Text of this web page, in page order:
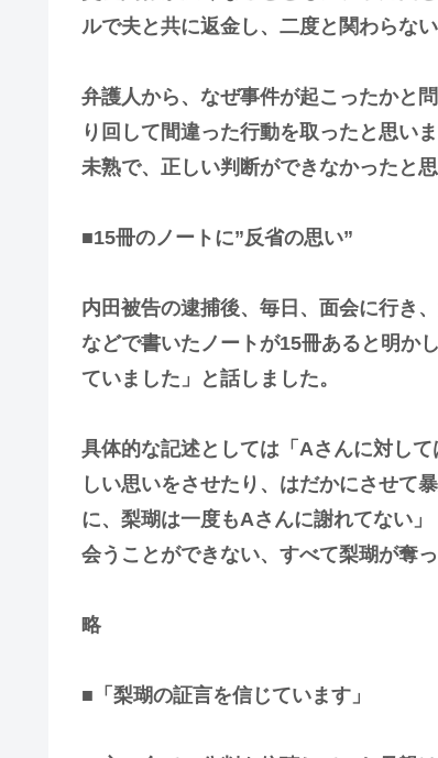
ルで夫と共に返金し、二度と関わらな
弁護人から、なぜ事件が起こったかと
り回して間違った行動を取ったと思い
未熟で、正しい判断ができなかったと
■15冊のノートに”反省の思い”
内田被告の逮捕後、毎日、面会に行き
などで書いたノートが15冊あると明か
ていました」と話しました。
具体的な記述としては「Aさんに対し
しい思いをさせたり、はだかにさせて
に、梨瑚は一度もAさんに謝れてない
会うことができない、すべて梨瑚が奪っ
略
■「梨瑚の証言を信じています」